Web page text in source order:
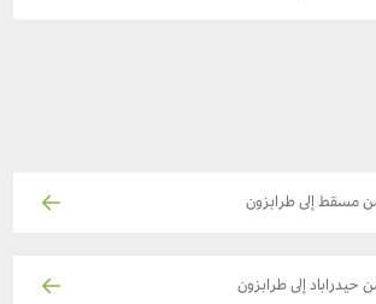
مسقط إلى طرابزون
حيدراباد إلى طرابزون